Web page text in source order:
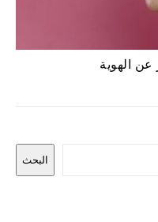
الهوية
البحث